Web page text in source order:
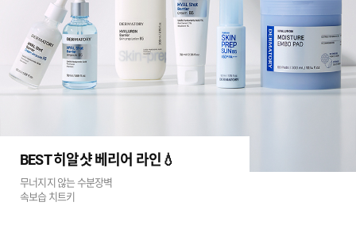
BEST 히알샷 베리어 라인💧
무너지지 않는 수분장벽
속보습 치트키